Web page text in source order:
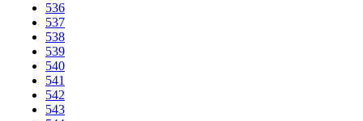
536
537
538
539
540
541
542
543